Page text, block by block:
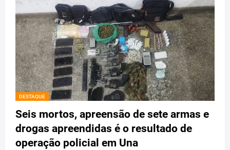
DESTAQUE
Seis mortos, apreensão de sete armas e
drogas apreendidas é o resultado de
operação policial em Una